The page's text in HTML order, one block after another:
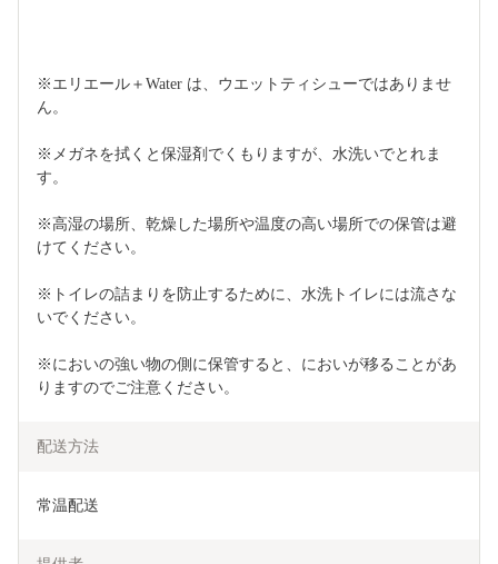
※エリエール＋Water は、ウエットティシューではありませ
ん。
※メガネを拭くと保湿剤でくもりますが、水洗いでとれま
す。
※高湿の場所、乾燥した場所や温度の高い場所での保管は避
けてください。
※トイレの詰まりを防止するために、水洗トイレには流さな
いでください。
※においの強い物の側に保管すると、においが移ることがあ
りますのでご注意ください。
配送方法
常温配送